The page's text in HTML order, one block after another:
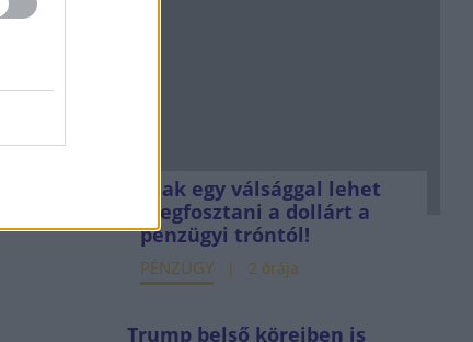
Csak egy válsággal lehet
megfosztani a dollárt a
pénzügyi tróntól!
PÉNZÜGY 2 órája
Trump belső köreiben is